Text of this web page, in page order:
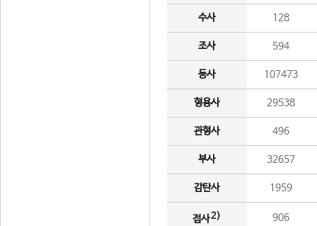
수사 128
조사 594
동사 107473
형용사 29538
관형사 496
부사 32657
감탄사 1959
접사2) 906